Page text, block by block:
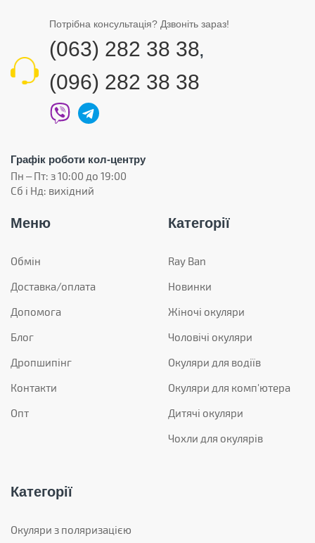
Потрібна консультація? Дзвоніть зараз!
(063) 282 38 38,
(096) 282 38 38
Графік роботи кол-центру
Пн – Пт: з 10:00 до 19:00
Сб і Нд: вихідний
Меню
Обмін
Доставка/оплата
Допомога
Блог
Дропшипінг
Контакти
Опт
Категорії
Ray Ban
Новинки
Жіночі окуляри
Чоловічі окуляри
Окуляри для водіїв
Окуляри для комп'ютера
Дитячі окуляри
Чохли для окулярів
Категорії
Окуляри з поляризацією